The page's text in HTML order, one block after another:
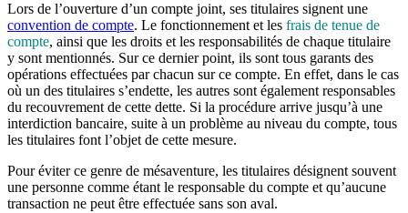
Lors de l’ouverture d’un compte joint, ses titulaires signent une
convention de compte. Le fonctionnement et les frais de tenue de
compte, ainsi que les droits et les responsabilités de chaque titulaire
y sont mentionnés. Sur ce dernier point, ils sont tous garants des
opérations effectuées par chacun sur ce compte. En effet, dans le cas
où un des titulaires s’endette, les autres sont également responsables
du recouvrement de cette dette. Si la procédure arrive jusqu’à une
interdiction bancaire, suite à un problème au niveau du compte, tous
les titulaires font l’objet de cette mesure.
Pour éviter ce genre de mésaventure, les titulaires désignent souvent
une personne comme étant le responsable du compte et qu’aucune
transaction ne peut être effectuée sans son aval.